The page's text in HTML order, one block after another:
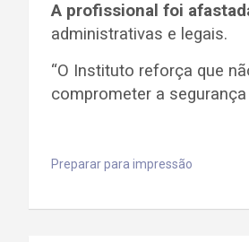
A profissional foi
administrativas e legais.
“O Instituto reforça que
comprometer a
Preparar para impressão